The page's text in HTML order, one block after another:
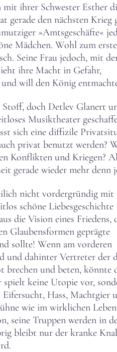
ihrer Schwester Esther
den nächsten Krieg
»Amtsgeschäfte«
Mädchen. Wohl zum
Seine Frau jedoch, mit
ihre Macht in Gefahr,
will den König
doch Detlev Glanert
Musiktheater
sich eine diffizile
privat benutzt werden?
Konflikten und Kriegen?
gerade wieder mehr denn
nicht vordergründig mit
schöne Liebesgeschichte
die Vision eines Friedens,
Glaubensformen geprägte
sollte! Wenn am vorderen
und dahinter Vertreter der
brechen und beten, könnte
spielt keine Utopie vor,
Hass, Machtgier
wie im wirklichen
seine Truppen werden in
bleibt nur der kranke